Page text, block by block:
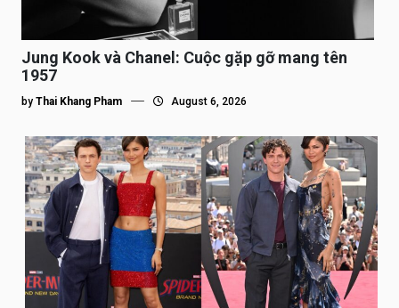
Jung Kook và Chanel: Cuộc gặp gỡ mang tên
1957
by Thai Khang Pham August 6, 2026